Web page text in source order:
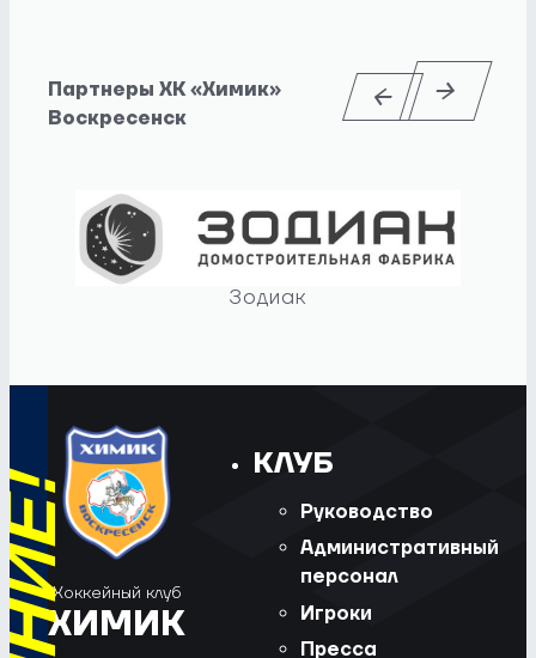
Партнеры ХК «Химик»
Воскресенск
Зодиак
Хоккейный клуб
ХИМИК
КЛУБ
Руководство
Административный
персонал
Игроки
Пресса